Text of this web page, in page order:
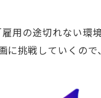
用の途切れない環
に挑戦していくの